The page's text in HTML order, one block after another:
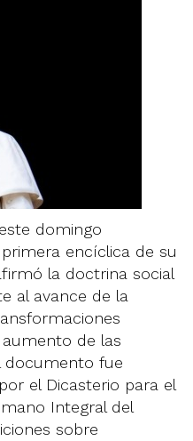
domingo
encíclica de su
la doctrina social
al avance de la
de las
documento fue
el Dicasterio para el
Integral del
sobre